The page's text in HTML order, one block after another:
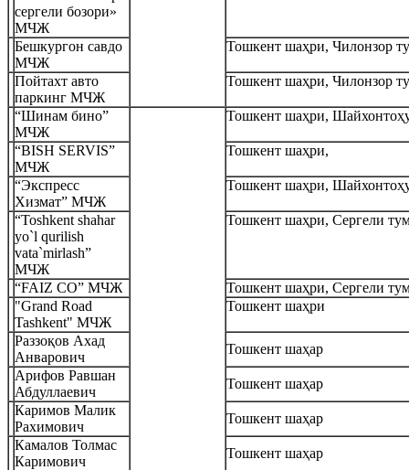
сергели бозори»
МЧЖ
Бешкургон савдо
МЧЖ
Тошкент шаҳри, Чилонзор
Пойтахт авто
паркинг МЧЖ
Тошкент шаҳри, Чилонзор
“Шинам бино”
МЧЖ
Тошкент шаҳри,
“BISH SERVIS”
МЧЖ
Тошкент шаҳри,
“Экспресс
Хизмат” МЧЖ
Тошкент шаҳри,
“Toshkent shahar
yo`l qurilish
vata`mirlash”
МЧЖ
Тошкент шаҳри, Сергели
“FAIZ CO” МЧЖ
Тошкент шаҳри, Сергели
"Grand Road
Tashkent" МЧЖ
Тошкент шаҳри
Раззоқов Ахад
Анварович
Тошкент шаҳар
Арифов Равшан
Абдуллаевич
Тошкент шаҳар
Каримов Малик
Рахимович
Тошкент шаҳар
Камалов Толмас
Каримович
Тошкент шаҳар